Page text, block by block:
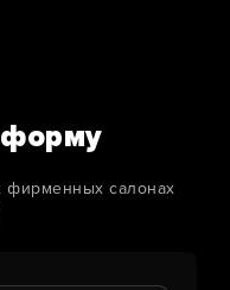
фирменных салонах